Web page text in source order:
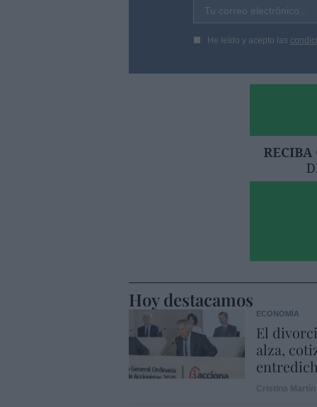
Tu correo electrónico...
He leído y acepto las
Hoy destacamos
ECONOMÍA
El
alza,